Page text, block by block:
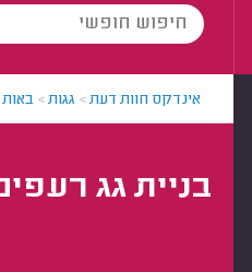
אינדקס חוות דעת> גגות>
בניית גג